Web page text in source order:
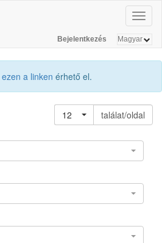
Bejelentkezés
ezen a linken érhető el.
12
találat/oldal